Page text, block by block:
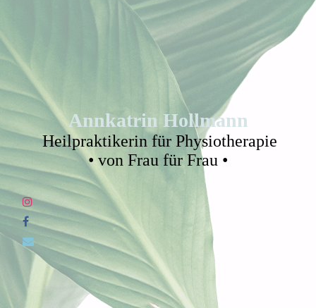
Annkatrin Hollmann
Heilpraktikerin für Physiotherapie
• von Frau für Frau •